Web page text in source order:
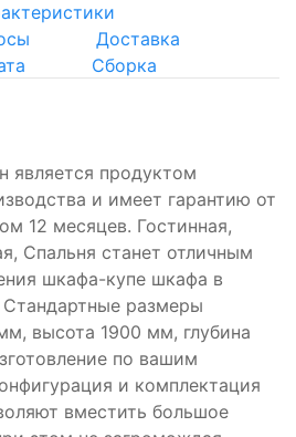
Доставка
Сборка
продуктом
и имеет гарантию от
12 месяцев. Гостинная,
Спальня станет отличным
шкафа-купе шкафа в
размеры
высота 1900 мм, глубина
по вашим
и комплектация
вместить большое